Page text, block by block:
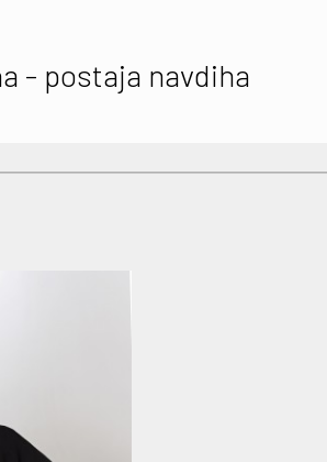
- postaja navdiha